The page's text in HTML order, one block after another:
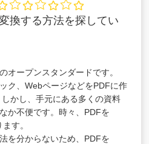
換する方法を探してい
オープンスタンダードです。
ク、WebページなどをPDFに作
かし、手元にある多くの資料
か不便です。時々、PDFを
す。
を分からないため、PDFを